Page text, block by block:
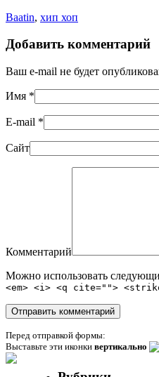
Baatin, хип хоп
Добавить комментарий
Ваш e-mail не будет
Имя *
E-mail *
Сайт
Комментарий
Можно использовать
<em> <i> <q cite="">
Перед отправкой формы:
Выставьте эти иконки вертикально